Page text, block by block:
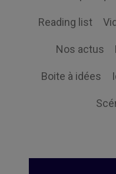
Reading list
Nos actus
Boite à idées